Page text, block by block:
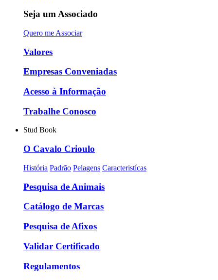
Seja um Associado
Quero me Associar
Valores
Empresas Conveniadas
Acesso à Informação
Trabalhe Conosco
Stud Book
O Cavalo Crioulo
História Padrão Pelagens Caracteristícas
Pesquisa de Animais
Catálogo de Marcas
Pesquisa de Afixos
Validar Certificado
Regulamentos